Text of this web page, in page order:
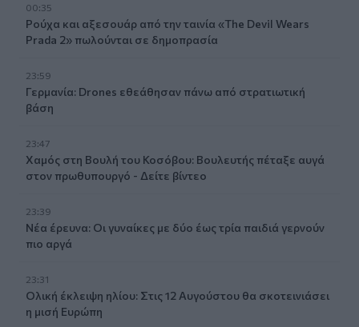
00:35
Ρούχα και αξεσουάρ από την ταινία «The Devil Wears
Prada 2» πωλούνται σε δημοπρασία
23:59
Γερμανία: Drones εθεάθησαν πάνω από στρατιωτική
βάση
23:47
Χαμός στη Βουλή του Κοσόβου: Βουλευτής πέταξε αυγά
στον πρωθυπουργό - Δείτε βίντεο
23:39
Νέα έρευνα: Οι γυναίκες με δύο έως τρία παιδιά γερνούν
πιο αργά
23:31
Ολική έκλειψη ηλίου: Στις 12 Αυγούστου θα σκοτεινιάσει
η μισή Ευρώπη